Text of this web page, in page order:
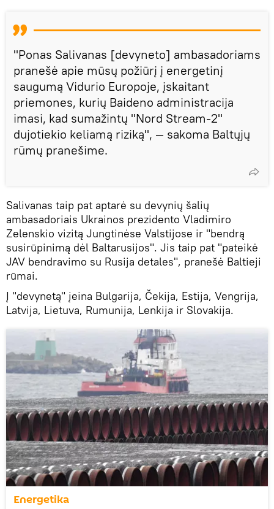
"Ponas Salivanas [devyneto] ambasadoriams
pranešė apie mūsų požiūrį į energetinį
saugumą Vidurio Europoje, įskaitant
priemones, kurių Baideno administracija
imasi, kad sumažintų "Nord Stream-2"
dujotiekio keliamą riziką", — sakoma Baltųjų
rūmų pranešime.
Salivanas taip pat aptarė su devynių šalių
ambasadoriais Ukrainos prezidento Vladimiro
Zelenskio vizitą Jungtinėse Valstijose ir "bendrą
susirūpinimą dėl Baltarusijos". Jis taip pat "pateikė
JAV bendravimo su Rusija detales", pranešė Baltieji
rūmai.
Į "devynetą" įeina Bulgarija, Čekija, Estija, Vengrija,
Latvija, Lietuva, Rumunija, Lenkija ir Slovakija.
Energetika